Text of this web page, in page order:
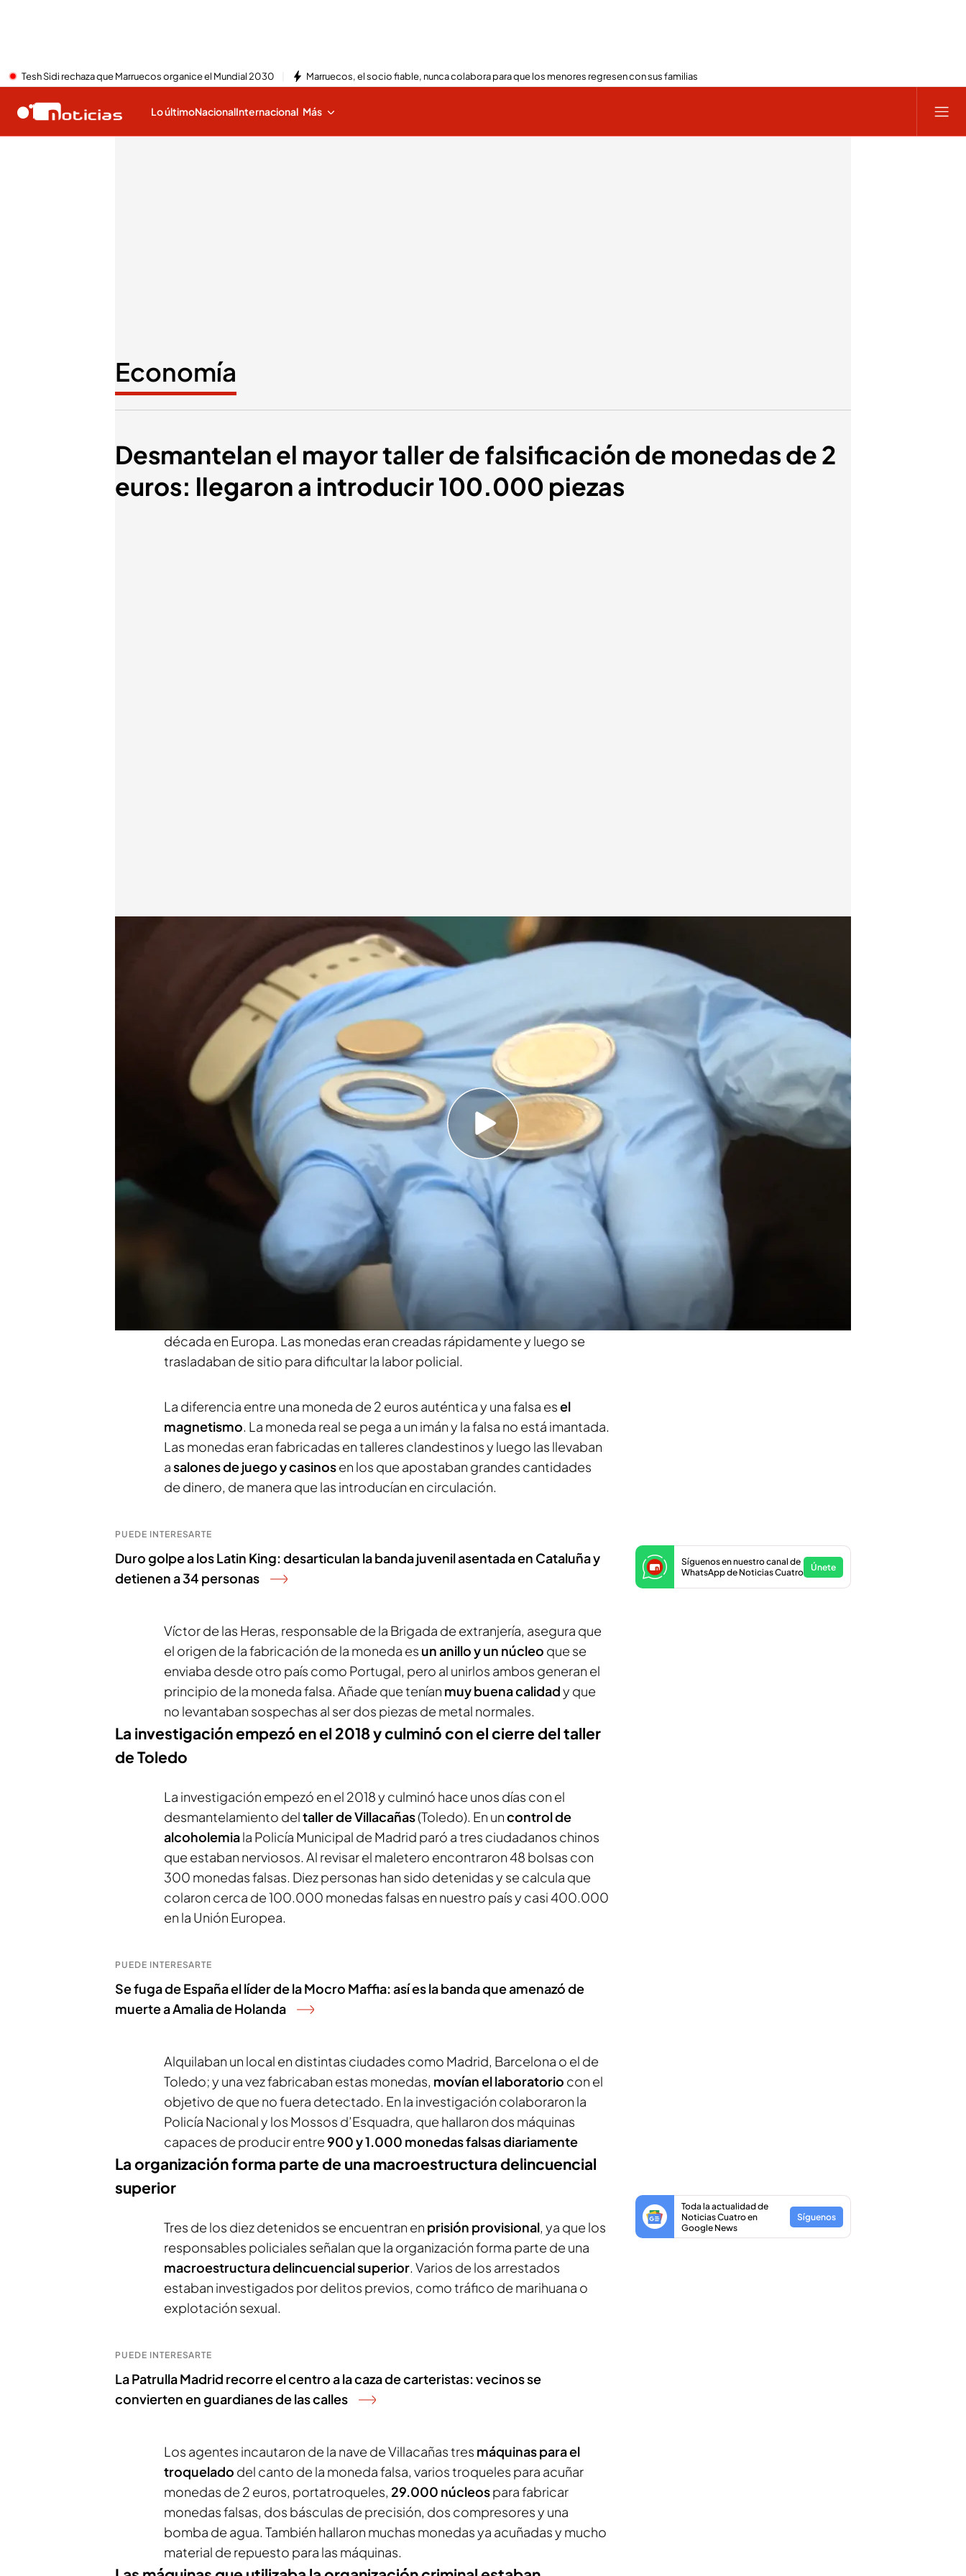
Tesh Sidi rechaza que Marruecos organice el Mundial 2030 Marruecos, el socio fiable, nunca colabora para que los menores regresen con sus familias
Lo últimoNacionalInternacional Más
Economía
Desmantelan el mayor taller de falsificación de monedas de 2
euros: llegaron a introducir 100.000 piezas
La Policía Nacional junto a los Mossos d'Esquadra iniciaron una investigación conjunta en 2018
Redacción digital Noticias Cuatro Agencia EFE
La diferencia entre una moneda de 2 euros auténtica y una falsa es el
magnetismo
Diez personas han sido detenidas por introducir monedas falsas en
nuestro país y casi 400.000 en toda la UE
El Banco Central Europeo advierte del aumento de la falsificación de
los billetes: estos son los más comunes
Una organización compuesta por ciudadanos chinos fabricaba
falsas de 2 euros. Llegaron a introducirse casi 100.000 piezas en
Toledose descubrió su taller, el más grande que se ha
Según informa Raquel Duva en
, es el más importante que se ha desmantelado en la última
década en Europa. Las monedas eran creadas rápidamente y luego se
trasladaban de sitio para dificultar la labor policial.
La diferencia entre una moneda de 2 euros auténtica y una falsa esel
magnetismo. La moneda real se pega a un imán y la falsa no está imantada.
Las monedas eran fabricadas en talleres clandestinos y luego las llevaban
asalones de juego y casinosen los que apostaban grandes cantidades
de dinero, de manera que las introducían en circulación.
PUEDE INTERESARTE
Duro golpe a los Latin King: desarticulan la banda juvenil asentada en Cataluña y
detienen a 34 personas
Víctor de las Heras, responsable de la Brigada de extranjería, asegura que
el origen de la fabricación de la moneda es un anillo y un núcleo que se
enviaba desde otro país como Portugal, pero al unirlos ambos generan el
principio de la moneda falsa. Añade que tenían muy buena calidady que
no levantaban sospechas al ser dos piezas de metal normales.
La investigación empezó en el 2018 y culminó con el cierre del taller
de Toledo
La investigación empezó en el 2018 y culminó hace unos días con el
desmantelamiento deltaller de Villacañas(Toledo). En uncontrol de
alcoholemiala Policía Municipal de Madrid paró a tres ciudadanos chinos
que estaban nerviosos. Al revisar el maletero encontraron 48 bolsas con
300 monedas falsas. Diez personas han sido detenidas y se calcula que
colaron cerca de 100.000 monedas falsas en nuestro país y casi 400.000
en la Unión Europea.
PUEDE INTERESARTE
Se fuga de España el líder de la Mocro Maffia: así es la banda que amenazó de
muerte a Amalia de Holanda
Alquilaban un local en distintas ciudades como Madrid, Barcelona o el de
Toledo; y una vez fabricaban estas monedas, movían el laboratorio con el
objetivo de que no fuera detectado. En la investigación colaboraron la
Policía Nacional y los Mossos d’Esquadra, que hallaron dos máquinas
capaces de producir entre900 y 1.000 monedas falsasdiariamente
Síguenos en nuestro canal de
WhatsApp de Noticias Cuatro
Únete
La organización forma parte de una macroestructura delincuencial
superior
Tres de los diez detenidos se encuentran en prisión provisional, ya que los
responsables policiales señalan que la organización forma parte de una
macroestructura delincuencial superior. Varios de los arrestados
estaban investigados por delitos previos, como tráfico de marihuana o
explotación sexual.
PUEDE INTERESARTE
La Patrulla Madrid recorre el centro a la caza de carteristas: vecinos se
convierten en guardianes de las calles
Los agentes incautaron de la nave de Villacañas tres máquinas para el
troquelado del canto de la moneda falsa, varios troqueles para acuñar
monedas de 2 euros, portatroqueles, 29.000 núcleospara fabricar
monedas falsas, dos básculas de precisión, dos compresores y una
bomba de agua. También hallaron muchas monedas ya acuñadas y mucho
material de repuesto para las máquinas.
Toda la actualidad de
Noticias Cuatro en
Google News
Síguenos